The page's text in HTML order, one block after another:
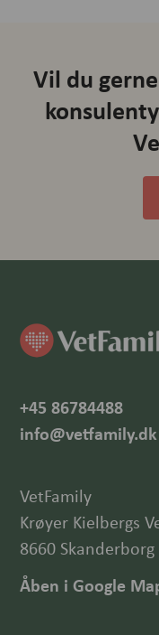
Vil du
+45 86784488
info@vetfamily.dk
VetFamily
Krøyer Kielbergs
8660 Skanderborg
Åben i Google